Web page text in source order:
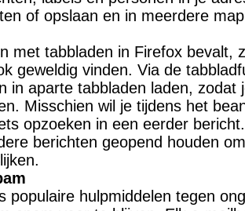
of opslaan en in meerdere
met tabbladen in Firefox bevalt,
geweldig vinden. Via de
in aparte tabbladen laden, zodat
Misschien wil je tijdens het
opzoeken in een eerder
berichten geopend houden
populaire hulpmiddelen tegen